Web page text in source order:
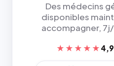
Des médecins
disponibles
accompagner,
★★★★★